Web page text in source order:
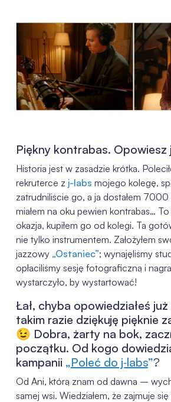
Piękny kontrabas.
Historia jest w zasadzie krótka.
rekruterce z j-labs mojego kolegę,
zatrudniliście go, a ja dostałem
miałem na oku pewien kontrabas… To
okazja, kupiłem go od kolegi. Ta
nie tylko instrumentem. Założyłem
jazzowy „Ostaniec”; wynajęliśmy
opłaciliśmy sesję fotograficzną i
wystarczyło, by wystartować!
Łał, chyba opowiedziałeś
takim razie dziękuję pięknie
😉 Dobra, żarty na bok,
początku. Od kogo
kampanii „Poleć do j‑labs”?
Od Ani, którą znam od dawna –
samej wsi. Wiedziałem, że zajmuje